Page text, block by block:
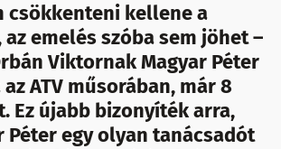
csökkenteni kellene a
emelés szóba sem jöhet –
Viktornak Magyar Péter
ATV műsorában, már 8
Ez újabb bizonyíték arra,
Péter egy olyan tanácsadót